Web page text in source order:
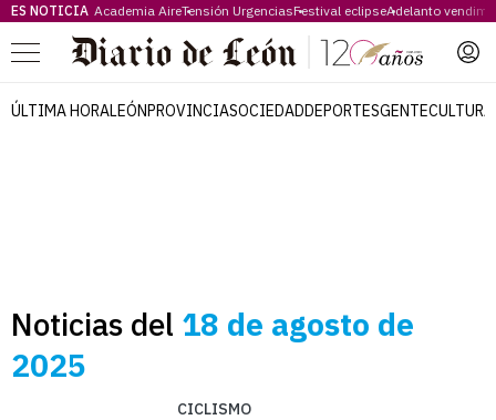
ES NOTICIA Academia AireTensión UrgenciasFestival eclipseAdelanto
Menú
ÚLTIMA HORALEÓNPROVINCIASOCIEDADDEPORTESGENTECULTURA
Noticias del 18 de agosto de
2025
CICLISMO